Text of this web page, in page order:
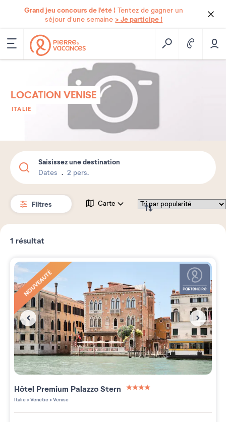
Grand jeu concours de l'été ! Tentez de gagner un
séjour d'une semaine > Je participe !
LOCATION VENISE
ITALIE
Saisissez une destination
Dates 2 pers.
Filtres Carte
1 résultat
NOUVEAUTÉ
Hôtel Premium Palazzo Stern
Italie>Vénétie>Venise